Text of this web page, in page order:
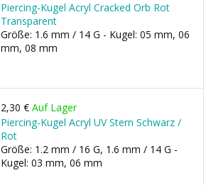
Piercing-Kugel Acryl Cracked Orb Rot
Transparent
Größe: 1.6 mm / 14 G - Kugel: 05 mm, 06
mm, 08 mm
2,30 € Auf Lager
Piercing-Kugel Acryl UV Stern Schwarz /
Rot
Größe: 1.2 mm / 16 G, 1.6 mm / 14 G -
Kugel: 03 mm, 06 mm